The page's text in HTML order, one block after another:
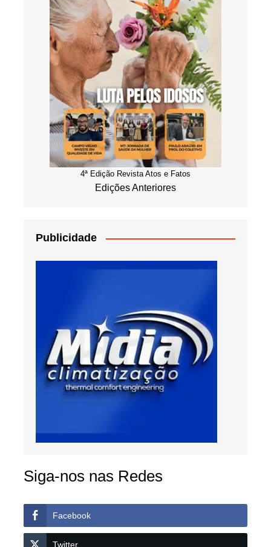
4ª Edição Revista Atos e Fatos
Edições Anteriores
Publicidade
Siga-nos nas Redes
Facebook
Twitter